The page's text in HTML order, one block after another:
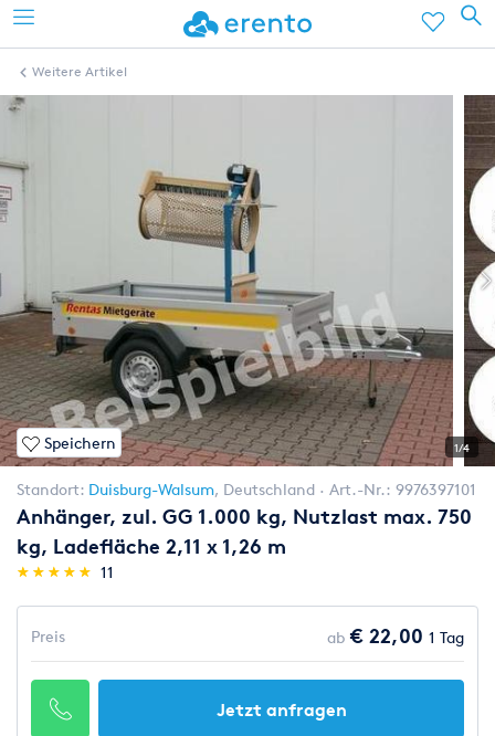
Weitere Artikel
Speichern 1/4
Standort: Duisburg-Walsum, Deutschland Art.-Nr.: 9976397101
Anhänger, zul. GG 1.000 kg, Nutzlast max. 750
kg, Ladefläche 2,11 x 1,26 m
(*)
★
★
(*)★
★
(*) ★
★
(*) ★
★
(*) ★
★ 11
Preis ab € 22,00 1 Tag
Jetzt anfragen